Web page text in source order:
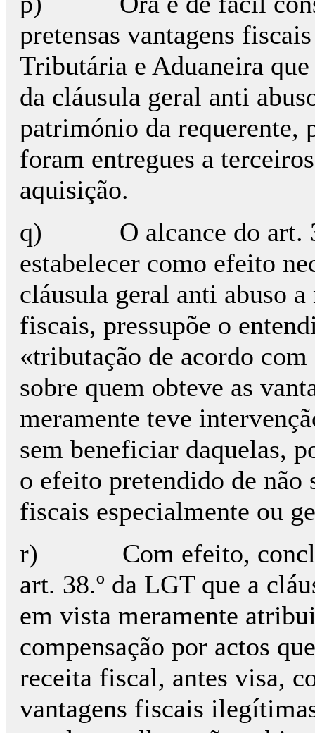
pretensas vantagens
Tributária e Aduaneira
da cláusula geral anti
património da requerente,
foram entregues a
aquisição.
q) O alcance do art.
estabelecer como efeito
cláusula geral anti abuso
fiscais, pressupõe o
«tributação de acordo
sobre quem obteve as
meramente teve
sem beneficiar daquelas,
o efeito pretendido de não
fiscais especialmente ou
r) Com efeito, conclui-
art. 38.º da LGT que a
em vista meramente
compensação por actos
receita fiscal, antes visa,
vantagens fiscais